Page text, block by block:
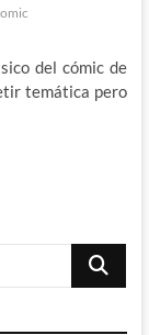
del cómic de
temática pero
Buscar